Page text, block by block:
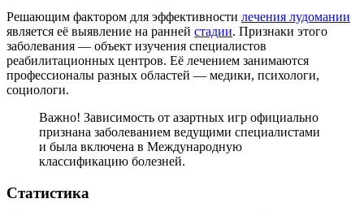
Решающим фактором для эффективности лечения лудомании
является её выявление на ранней стадии. Признаки этого
заболевания — объект изучения специалистов
реабилитационных центров. Её лечением занимаются
профессионалы разных областей — медики, психологи,
социологи.
Важно! Зависимость от азартных игр официально
признана заболеванием ведущими специалистами
и была включена в Международную
классификацию болезней.
Статистика